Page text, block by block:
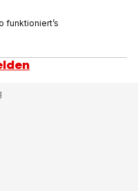
funktioniert’s